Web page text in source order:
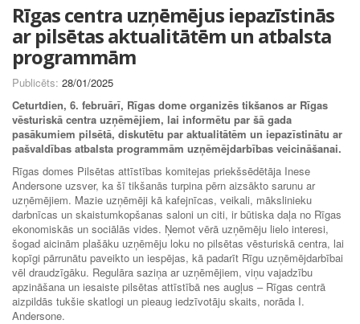
Rīgas centra uzņēmējus iepazīstinās
ar pilsētas aktualitātēm un atbalsta
programmām
Publicēts: 28/01/2025
Ceturtdien, 6. februārī, Rīgas dome organizēs tikšanos ar Rīgas
vēsturiskā centra uzņēmējiem, lai informētu par šā gada
pasākumiem pilsētā, diskutētu par aktualitātēm un iepazīstinātu ar
pašvaldības atbalsta programmām uzņēmējdarbības veicināšanai.
Rīgas domes Pilsētas attīstības komitejas priekšsēdētāja Inese
Andersone uzsver, ka šī tikšanās turpina pērn aizsākto sarunu ar
uzņēmējiem. Mazie uzņēmēji kā kafejnīcas, veikali, mākslinieku
darbnīcas un skaistumkopšanas saloni un citi, ir būtiska daļa no Rīgas
ekonomiskās un sociālās vides. Ņemot vērā uzņēmēju lielo interesi,
šogad aicinām plašāku uzņēmēju loku no pilsētas vēsturiskā centra, lai
kopīgi pārrunātu paveikto un iespējas, kā padarīt Rīgu uzņēmējdarbībai
vēl draudzīgāku. Regulāra saziņa ar uzņēmējiem, viņu vajadzību
apzināšana un iesaiste pilsētas attīstībā nes augļus – Rīgas centrā
aizpildās tukšie skatlogi un pieaug iedzīvotāju skaits, norāda I.
Andersone.